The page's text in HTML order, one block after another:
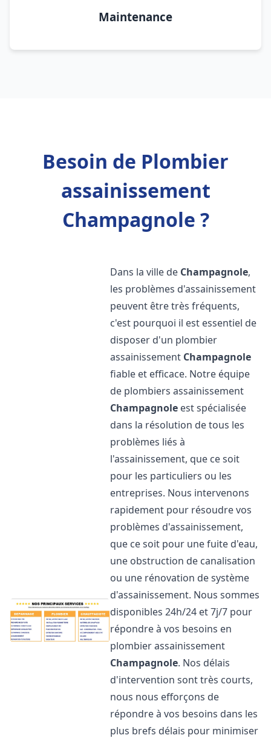
Maintenance
Besoin de Plombier
assainissement
Champagnole ?
Dans la ville de Champagnole,
les problèmes d'assainissement
peuvent être très fréquents,
c'est pourquoi il est essentiel de
disposer d'un plombier
assainissement Champagnole
fiable et efficace. Notre équipe
de plombiers assainissement
Champagnole est spécialisée
dans la résolution de tous les
problèmes liés à
l'assainissement, que ce soit
pour les particuliers ou les
entreprises. Nous intervenons
rapidement pour résoudre vos
problèmes d'assainissement,
que ce soit pour une fuite d'eau,
une obstruction de canalisation
ou une rénovation de système
d'assainissement. Nous sommes
disponibles 24h/24 et 7j/7 pour
répondre à vos besoins en
plombier assainissement
Champagnole. Nos délais
d'intervention sont très courts,
nous nous efforçons de
répondre à vos besoins dans les
plus brefs délais pour minimiser